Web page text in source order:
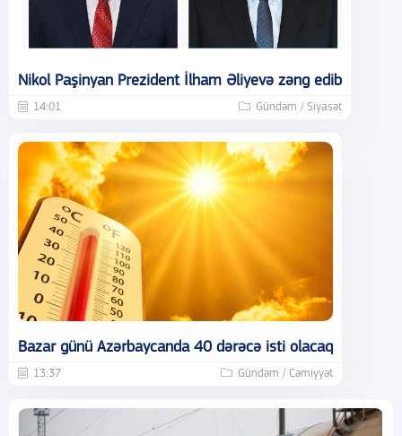
Nikol Paşinyan Prezident İlham Əliyevə zəng edib
14:01 Gündəm / Siyasət
Bazar günü Azərbaycanda 40 dərəcə isti olacaq
13:37 Gündəm / Cəmiyyət